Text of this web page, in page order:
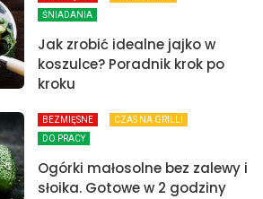
ŚNIADANIA
Jak zrobić idealne jajko w
koszulce? Poradnik krok po
kroku
BEZMIĘSNE
CZAS NA GRILL!
DO PRACY
Ogórki małosolne bez zalewy i
słoika. Gotowe w 2 godziny